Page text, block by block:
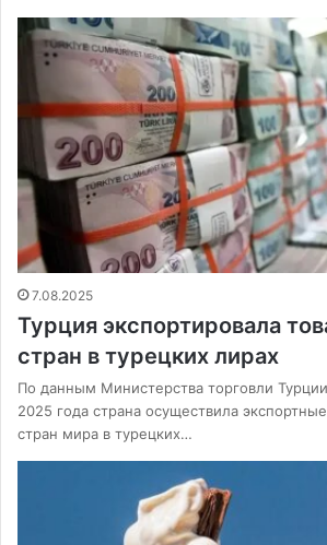
7.08.2025
Турция экспортировала
стран в турецких лирах
По данным Министерства торговли
2025 года страна осуществила
стран мира в турецких…